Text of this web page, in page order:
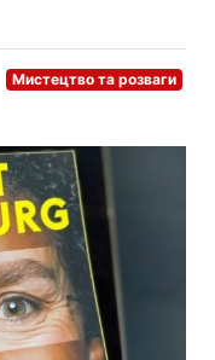
Мистецтво та розваги